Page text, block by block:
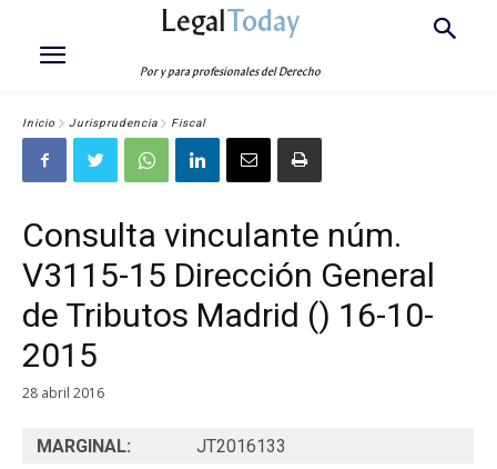
LegalToday
Por y para profesionales del Derecho
Inicio Jurisprudencia Fiscal
Consulta vinculante núm.
V3115-15 Dirección General
de Tributos Madrid () 16-10-
2015
28 abril 2016
MARGINAL: JT2016133